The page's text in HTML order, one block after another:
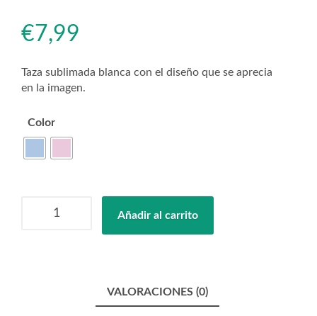
€7,99
Taza sublimada blanca con el diseño que se aprecia
en la imagen.
Color
Añadir al carrito
VALORACIONES (0)